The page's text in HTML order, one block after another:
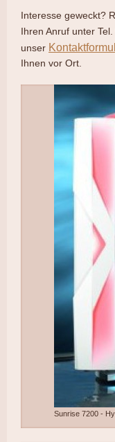
Interesse geweckt?
Ihren Anruf unter Tel.
unser
Ihnen vor Ort.
Sunrise 7200 -